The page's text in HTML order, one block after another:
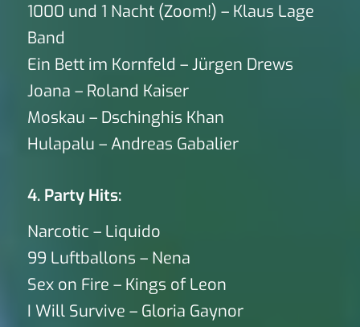
1000 und 1 Nacht (Zoom!) – Klaus Lage
Band
Ein Bett im Kornfeld – Jürgen Drews
Joana – Roland Kaiser
Moskau – Dschinghis Khan
Hulapalu – Andreas Gabalier
4. Party Hits:
Narcotic – Liquido
99 Luftballons – Nena
Sex on Fire – Kings of Leon
I Will Survive – Gloria Gaynor